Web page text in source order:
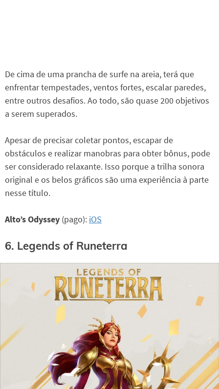
De cima de uma prancha de surfe na areia, terá que
enfrentar tempestades, ventos fortes, escalar paredes,
entre outros desafios. Ao todo, são quase 200 objetivos
a serem superados.
Apesar de precisar coletar pontos, escapar de
obstáculos e realizar manobras para obter bônus, pode
ser considerado relaxante. Isso porque a trilha sonora
original e os belos gráficos são uma experiência à parte
nesse título.
Alto’s Odyssey (pago): iOS
6. Legends of Runeterra